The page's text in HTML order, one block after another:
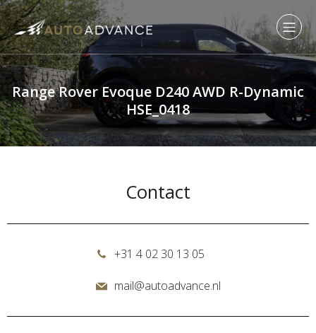
Range Rover Evoque D240 AWD R-Dynamic
HSE_0418
Contact
+31 4 02 30 13 05
mail@autoadvance.nl